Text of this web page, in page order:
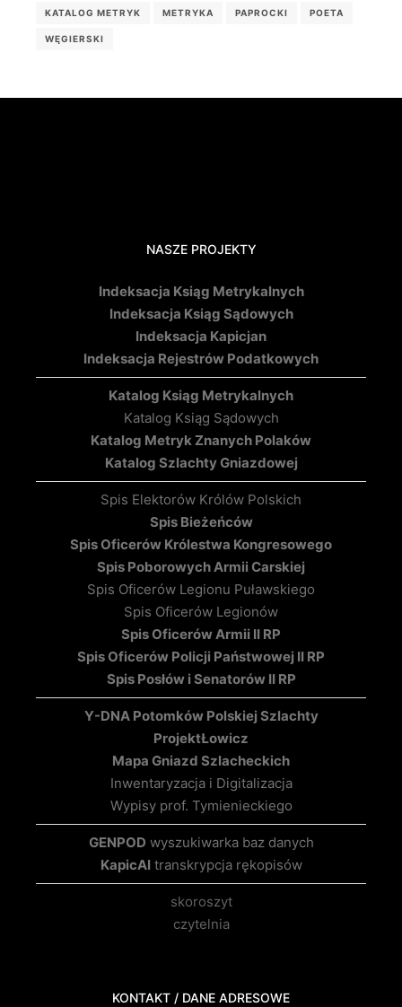
KATALOG METRYK METRYKA PAPROCKI POETA
WĘGIERSKI
NASZE PROJEKTY
Indeksacja Ksiąg Metrykalnych
Indeksacja Ksiąg Sądowych
Indeksacja Kapicjan
Indeksacja Rejestrów Podatkowych
Katalog Ksiąg Metrykalnych
Katalog Ksiąg Sądowych
Katalog Metryk Znanych Polaków
Katalog Szlachty Gniazdowej
Spis Elektorów Królów Polskich
Spis Bieżeńców
Spis Oficerów Królestwa Kongresowego
Spis Poborowych Armii Carskiej
Spis Oficerów Legionu Puławskiego
Spis Oficerów Legionów
Spis Oficerów Armii II RP
Spis Oficerów Policji Państwowej II RP
Spis Posłów i Senatorów II RP
Y-DNA Potomków Polskiej Szlachty
ProjektŁowicz
Mapa Gniazd Szlacheckich
Inwentaryzacja i Digitalizacja
Wypisy prof. Tymienieckiego
GENPOD wyszukiwarka baz danych
KapicAItranskrypcja rękopisów
skoroszyt
czytelnia
KONTAKT / DANE ADRESOWE